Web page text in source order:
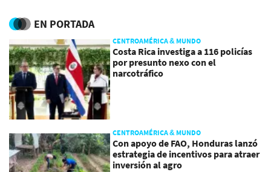
EN PORTADA
CENTROAMÉRICA & MUNDO
Costa Rica investiga a 116 policías
por presunto nexo con el
narcotráfico
CENTROAMÉRICA & MUNDO
Con apoyo de FAO, Honduras lanzó
estrategia de incentivos para atraer
inversión al agro